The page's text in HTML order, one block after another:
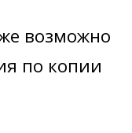
возможно
по копии